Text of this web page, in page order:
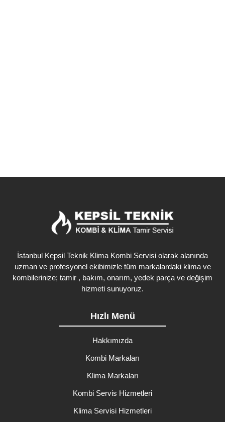
İstanbul Kepsil Teknik Klima Kombi Servisi olarak alanında
uzman ve profesyonel ekibimizle tüm markalardaki klima ve
kombilerinize; tamir , bakım, onarım, yedek parça ve değişim
hizmeti sunuyoruz.
Hızlı Menü
Hakkımızda
Kombi Markaları
Klima Markaları
Kombi Servis Hizmetleri
Klima Servisi Hizmetleri